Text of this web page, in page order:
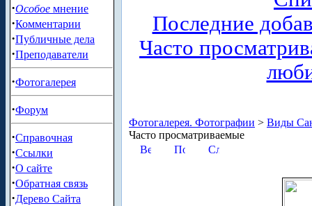
·Особое мнение
·Комментарии
·Публичные дела
·Преподаватели
·Фотогалерея
·Форум
·Справочная
·Ссылки
·О сайте
·Обратная связь
·Дерево Сайта
Последние
Часто
Фотогалерея. Фотографии > Виды
Часто просматриваемые